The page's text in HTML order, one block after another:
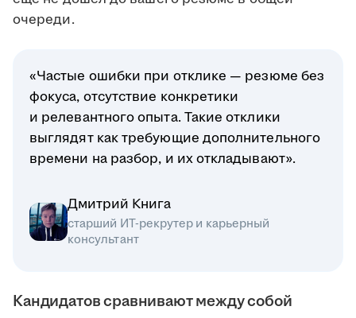
очереди.
«Частые ошибки при отклике — резюме без
фокуса, отсутствие конкретики
и релевантного опыта. Такие отклики
выглядят как требующие дополнительного
времени на разбор, и их откладывают».
Дмитрий Книга
старший ИТ-рекрутер и карьерный
консультант
Кандидатов сравнивают между собой